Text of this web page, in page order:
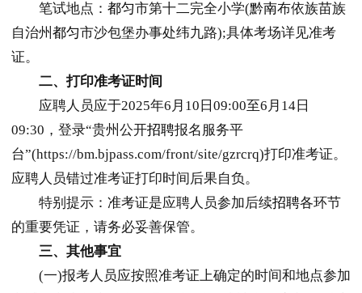
笔试地点： 都匀市第十二完全小学(黔南布依族苗族
自治州 都匀市沙包堡办事处纬九路);具体考场详见准考
证。
二、 打印准考证时间
应聘人员应于2025年6月10日09:00至6月14日
09:30，登录“贵州公开招聘报名服务平
台”(https://bm.bjpass.com/front/site/gzrcrq)打印准考证。
应聘人员错过准考证打印时间后果自负。
特别提示：准考证是应聘人员参加后续招聘各环节
的重要凭证，请务必妥善保管。
三、 其他事宜
(一)报考人员应按照准考证上确定的时间和地点参加